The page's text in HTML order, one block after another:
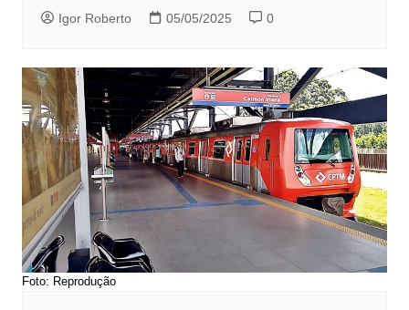
Igor Roberto 05/05/2025 0
Foto: Reprodução